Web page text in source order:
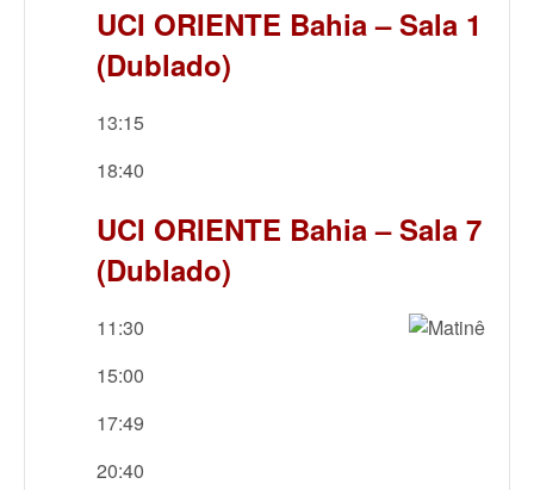
UCI ORIENTE Bahia – Sala 1
(Dublado)
13:15
18:40
UCI ORIENTE Bahia – Sala 7
(Dublado)
11:30
15:00
17:49
20:40